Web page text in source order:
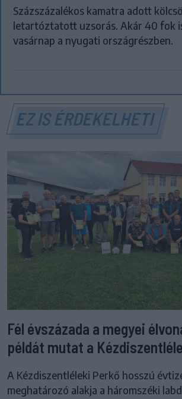
Százszázalékos kamatra adott
letartóztatott uzsorás. Akár 40 fok
vasárnap a nyugati országrészben.
EZ IS ÉRDEKELHETI
Fél évszázada a megyei
példát mutat a
A Kézdiszentléleki Perkő hosszú
meghatározó alakja a háromszéki